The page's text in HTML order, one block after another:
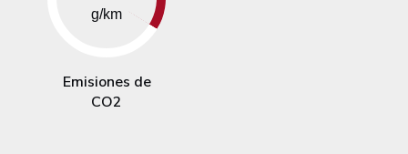
g/km
Emisiones de
CO2